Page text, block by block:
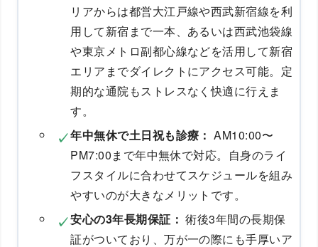
リアからは都営大江戸線や西武新宿線を利
用して新宿まで一本、あるいは西武池袋線
や東京メトロ副都心線などを活用して新宿
エリアまでダイレクトにアクセス可能。定
期的な通院もストレスなく快適に行えま
す。
年中無休で土日祝も診療： AM10:00〜
PM7:00まで年中無休で対応。自身のライ
フスタイルに合わせてスケジュールを組み
やすいのが大きなメリットです。
安心の3年長期保証： 術後3年間の長期保
証がついており、万が一の際にも手厚いア